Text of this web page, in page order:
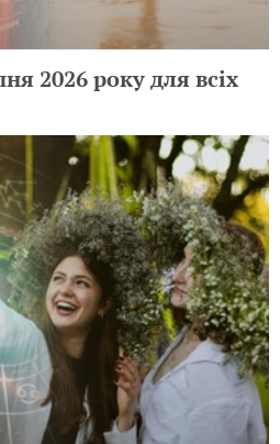
2026 року для всіх